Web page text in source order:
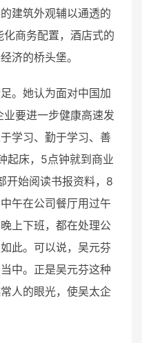
建筑外观辅以通透的
商务配置，酒店式的
济的桥头堡。
。她认为面对中国加
要进一步健康高速发
学习、勤于学习、善
起床，5点钟就到商业
开始阅读书报资料，8
午在公司餐厅用过午
上下班，都在处理公
此。可以说，吴元芬
中。正是吴元芬这种
人的眼光，使吴太企